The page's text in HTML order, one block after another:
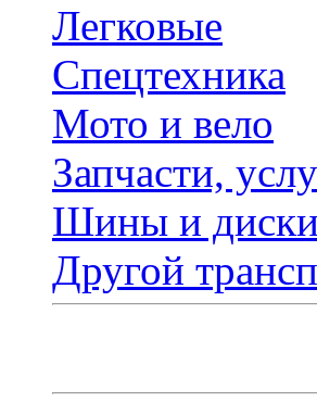
Легковые
Спецтехника
Мото и вело
Запчасти,
Шины и диски
Другой